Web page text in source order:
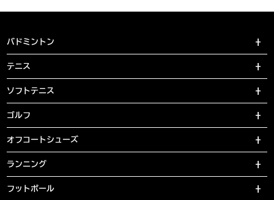
バドミントン
テニス
ソフトテニス
ゴルフ
オフコートシューズ
ランニング
フットボール